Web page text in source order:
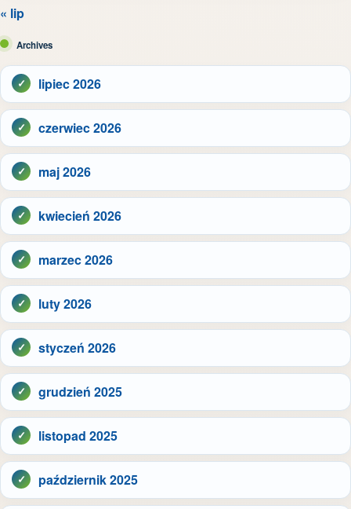
« lip
Archives
lipiec 2026
czerwiec 2026
maj 2026
kwiecień 2026
marzec 2026
luty 2026
styczeń 2026
grudzień 2025
listopad 2025
październik 2025